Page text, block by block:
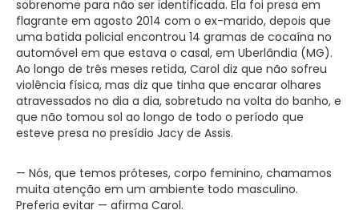
sobrenome para não ser identificada. Ela foi presa em
flagrante em agosto 2014 com o ex-marido, depois que
uma batida policial encontrou 14 gramas de cocaína no
automóvel em que estava o casal, em Uberlândia (MG).
Ao longo de três meses retida, Carol diz que não sofreu
violência física, mas diz que tinha que encarar olhares
atravessados no dia a dia, sobretudo na volta do banho, e
que não tomou sol ao longo de todo o período que
esteve presa no presídio Jacy de Assis.
— Nós, que temos próteses, corpo feminino, chamamos
muita atenção em um ambiente todo masculino.
Preferia evitar — afirma Carol.